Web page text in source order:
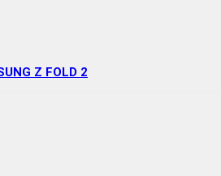
Z FOLD 2